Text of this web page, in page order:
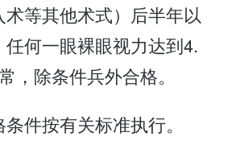
等其他术式）后半年以
何一眼裸眼视力达到4.
，除条件兵外合格。
件按有关标准执行。